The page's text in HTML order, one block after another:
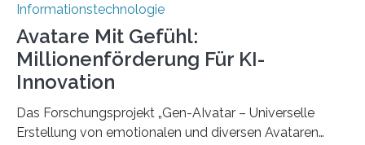
Informationstechnologie
Avatare Mit Gefühl:
Millionenförderung Für KI-
Innovation
Das Forschungsprojekt „Gen-AIvatar – Universelle
Erstellung von emotionalen und diversen Avataren